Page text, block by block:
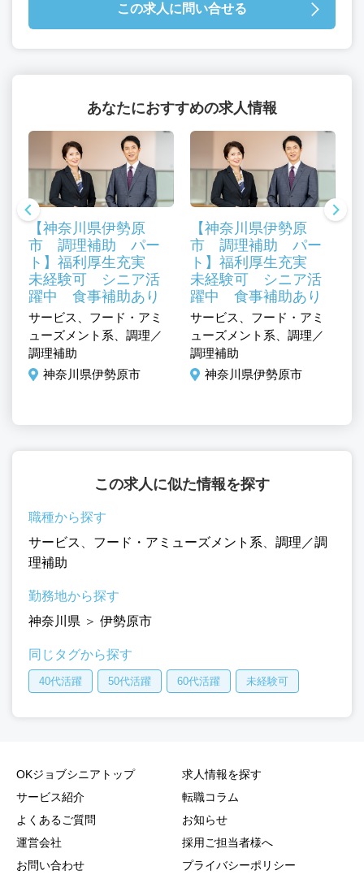
この求人に問い合せる
あなたにおすすめの求人情報
【神奈川県伊勢原
市 調理補助 パー
ト】福利厚生充実
未経験可 シニア活
躍中 食事補助あり
サービス、フード・アミ
ューズメント系、調理／
調理補助
神奈川県伊勢原市
【神奈川県伊勢原
市 調理補助 パー
ト】福利厚生充実
未経験可 シニア活
躍中 食事補助あり
サービス、フード・アミ
ューズメント系、調理／
調理補助
神奈川県伊勢原市
この求人に似た情報を探す
職種から探す
サービス
フード・アミューズメント系
調理／調
理補助
勤務地から探す
神奈川県 ＞ 伊勢原市
同じタグから探す
40代活躍 50代活躍 60代活躍 未経験可
OKジョブシニアトップ
サービス紹介
よくあるご質問
運営会社
お問い合わせ
求人情報を探す
転職コラム
お知らせ
採用ご担当者様へ
プライバシーポリシー